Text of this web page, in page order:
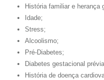
História familiar e herança
Idade;
Stress;
Alcoolismo;
Pré-Diabetes;
Diabetes gestacional
História de doença